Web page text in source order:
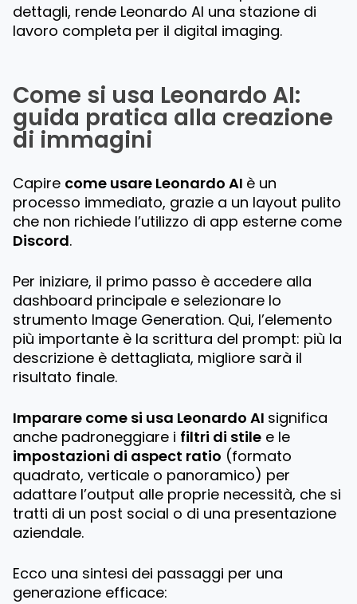
dettagli, rende Leonardo AI una stazione di
lavoro completa per il digital imaging.
Come si usa Leonardo AI:
guida pratica alla creazione
di immagini
Capire come usare Leonardo AI è un
processo immediato, grazie a un layout pulito
che non richiede l’utilizzo di app esterne come
Discord.
Per iniziare, il primo passo è accedere alla
dashboard principale e selezionare lo
strumento Image Generation. Qui, l’elemento
più importante è la scrittura del prompt: più la
descrizione è dettagliata, migliore sarà il
risultato finale.
Imparare come si usa Leonardo AI significa
anche padroneggiare i filtri di stile e le
impostazioni di aspect ratio (formato
quadrato, verticale o panoramico) per
adattare l’output alle proprie necessità, che si
tratti di un post social o di una presentazione
aziendale.
Ecco una sintesi dei passaggi per una
generazione efficace: